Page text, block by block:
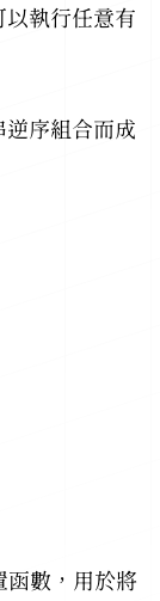
以執行任意有
逆序組合而成
函數，用於將